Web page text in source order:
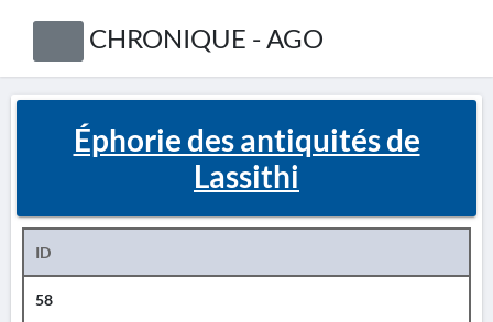
CHRONIQUE - AGO
Éphorie des antiquités de
Lassithi
ID
58